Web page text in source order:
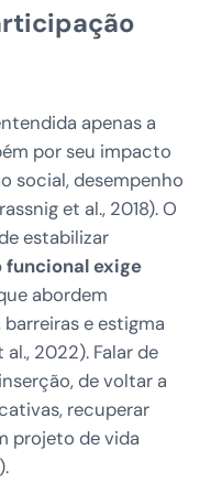
apenas a
por seu impacto
social, desempenho
et al., 2018). O
estabilizar
funcional exige
abordem
e estigma
2022). Falar de
de voltar a
recuperar
projeto de vida